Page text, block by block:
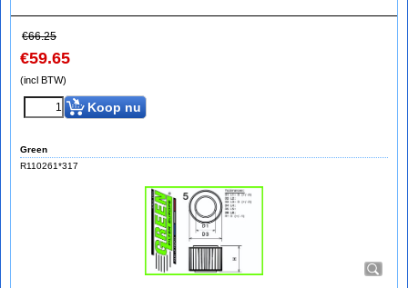
€66.25
€59.65
(incl BTW)
Koop nu
Green
R110261*317